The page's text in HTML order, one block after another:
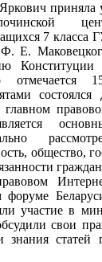
приняла
7
Е.
Конституции
главном
общество,
форуме
участие в
свои
знания статей